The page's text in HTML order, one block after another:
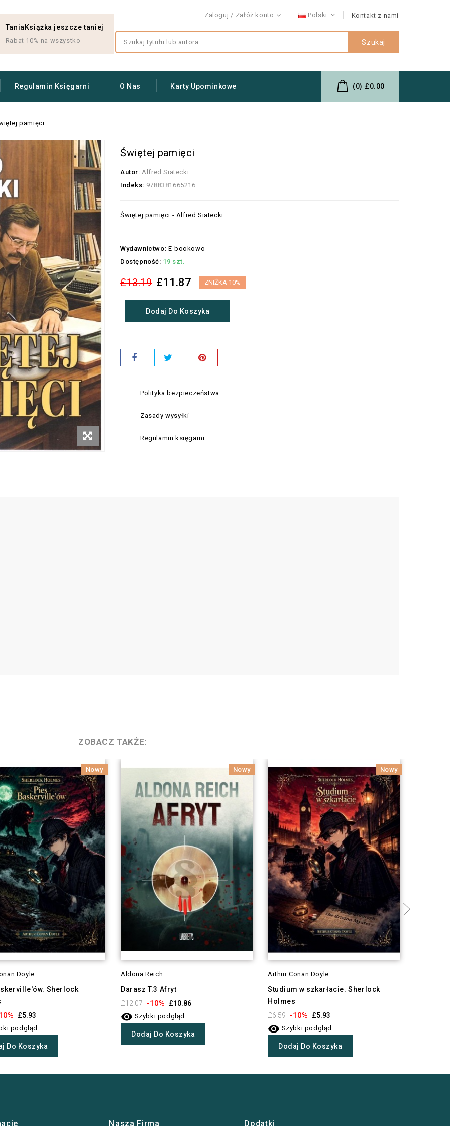
Zaloguj Załóż konto Polski Kontakt z nami
TaniaKsiążka jeszcze taniej
Rabat 10% na wszystko Szukaj
Regulamin Księgarni O Nas Karty Upominkowe (0) £0.00
pamięci
Świętej pamięci
Autor: Alfred Siatecki
Indeks: 9788381665216
Świętej pamięci - Alfred Siatecki
Wydawnictwo: E-bookowo
Dostępność: 19 szt.
£13.19 £11.87 ZNIŻKA 10%
Dodaj Do Koszyka
Polityka bezpieczeństwa
Zasady wysyłki
Regulamin księgarni
ZOBACZ TAKŻE:
Nowy
Doyle
Sherlock
£5.93
podgląd
Do Koszyka
Nowy
Aldona Reich
Darasz T.3 Afryt
£12.07 -10% £10.86
 Szybki podgląd
Dodaj Do Koszyka
Nowy
Arthur Conan Doyle
Studium w szkarłacie. Sherlock
Holmes
£6.59 -10% £5.93
 Szybki podgląd
Dodaj Do Koszyka
Nasza Firma Dodatki